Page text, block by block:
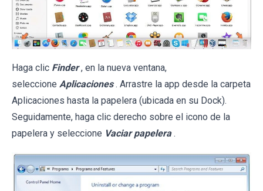
Haga clic Finder , en la nueva ventana,
seleccione Aplicaciones . Arrastre la app desde la carpeta
Aplicaciones hasta la papelera (ubicada en su Dock).
Seguidamente, haga clic derecho sobre el icono de la
papelera y seleccione Vaciar papelera .